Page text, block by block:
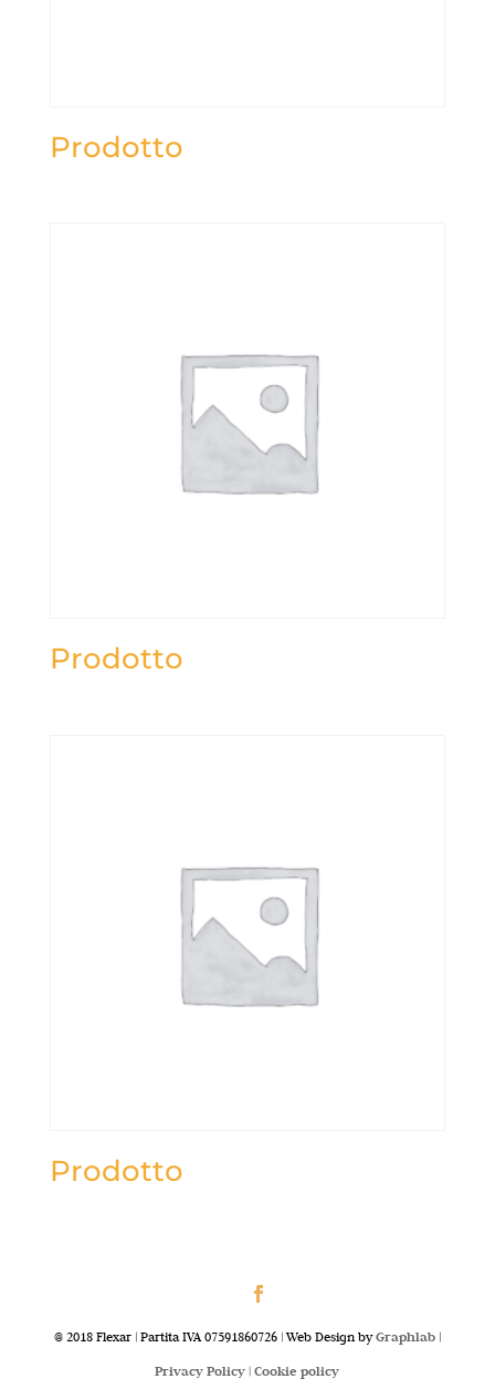
Prodotto
Prodotto
Prodotto
@ 2018 Flexar | Partita IVA 07591860726 | Web Design byGraphlab|
Privacy Policy |Cookie policy